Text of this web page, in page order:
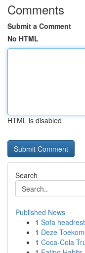
Comments
Submit a Comment
No HTML
HTML is disabled
Search
Published News
1 Sofa
1 Deze
1 Coca-Cola